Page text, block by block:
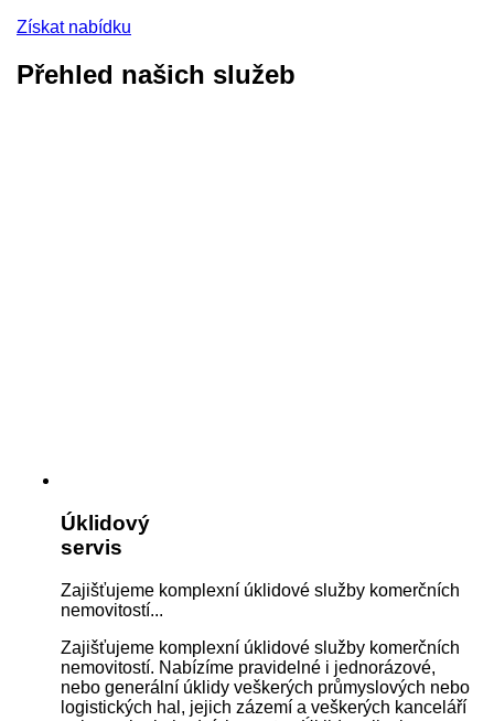
Získat nabídku
Přehled našich služeb
Úklidový
servis
Zajišťujeme komplexní úklidové služby komerčních
nemovitostí...
Zajišťujeme komplexní úklidové služby komerčních
nemovitostí. Nabízíme pravidelné i jednorázové,
nebo generální úklidy veškerých průmyslových nebo
logistických hal, jejich zázemí a veškerých kanceláří